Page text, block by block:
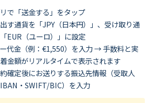
で「送金する」をタップ
す通貨を「JPY（日本円）」、受け取り通
EUR（ユーロ）」に設定
代金（例：€1,550）を入力 → 手数料と実
金額がリアルタイムで表示されます
確定後にお送りする振込先情報（受取人
・SWIFT/BIC）を入力